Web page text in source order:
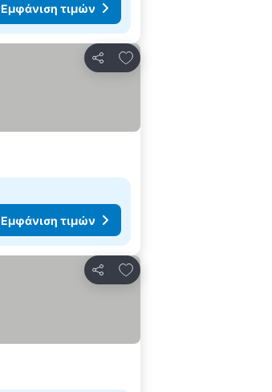
Εμφάνιση τιμών
Κοινοποίηση
Προσθήκη στα αγαπημένα
Εμφάνιση τιμών
Κοινοποίηση
Προσθήκη στα αγαπημένα